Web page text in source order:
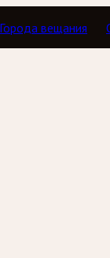
Города вещания